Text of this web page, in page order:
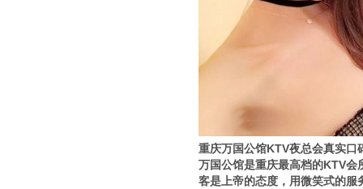
重庆万国公馆KTV夜总会真实口
万国公馆是重庆最高档的KTV会
客是上帝的态度，用微笑式的